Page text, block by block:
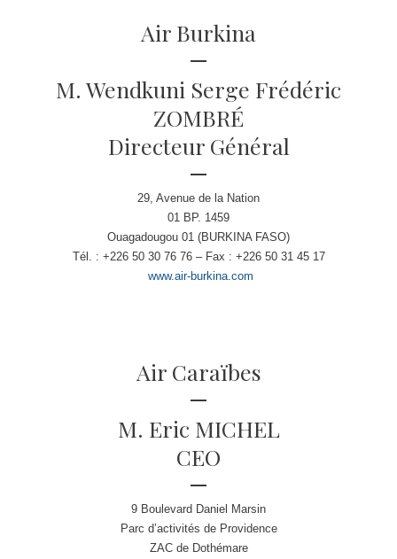
Air Burkina
M. Wendkuni Serge Frédéric
ZOMBRÉ
Directeur Général
29, Avenue de la Nation
01 BP. 1459
Ouagadougou 01 (BURKINA FASO)
Tél. : +226 50 30 76 76 – Fax : +226 50 31 45 17
www.air-burkina.com
Air Caraïbes
M. Eric MICHEL
CEO
9 Boulevard Daniel Marsin
Parc d’activités de Providence
ZAC de Dothémare